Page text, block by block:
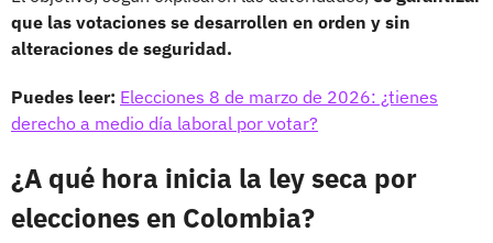
que las votaciones se desarrollen en orden y sin
alteraciones de seguridad.
Puedes leer: Elecciones 8 de marzo de 2026: ¿tienes
derecho a medio día laboral por votar?
¿A qué hora inicia la ley seca por
elecciones en Colombia?